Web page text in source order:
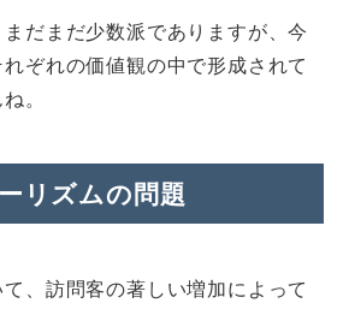
だまだ少数派でありますが、今
ぞれの価値観の中で形成されて
。
リズムの問題
、訪問客の著しい増加によって